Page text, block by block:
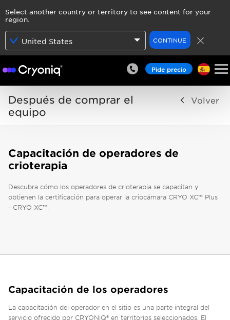
Select another country or territory to see content for your
region.
United States CONTINUE
Pide precio
Después de comprar el
equipo
Volver
Capacitación de operadores de
crioterapia
Descubra cómo los operadores de crioterapia se capacitan y
obtienen la certificación para operar la criocámara CRYO XC™ Plus
- CRYO XC™.
Capacitación de los operadores
La capacitación del operador en el sitio es una parte integral del
servicio ofrecido por CRYONiQ® en territorios seleccionados. El